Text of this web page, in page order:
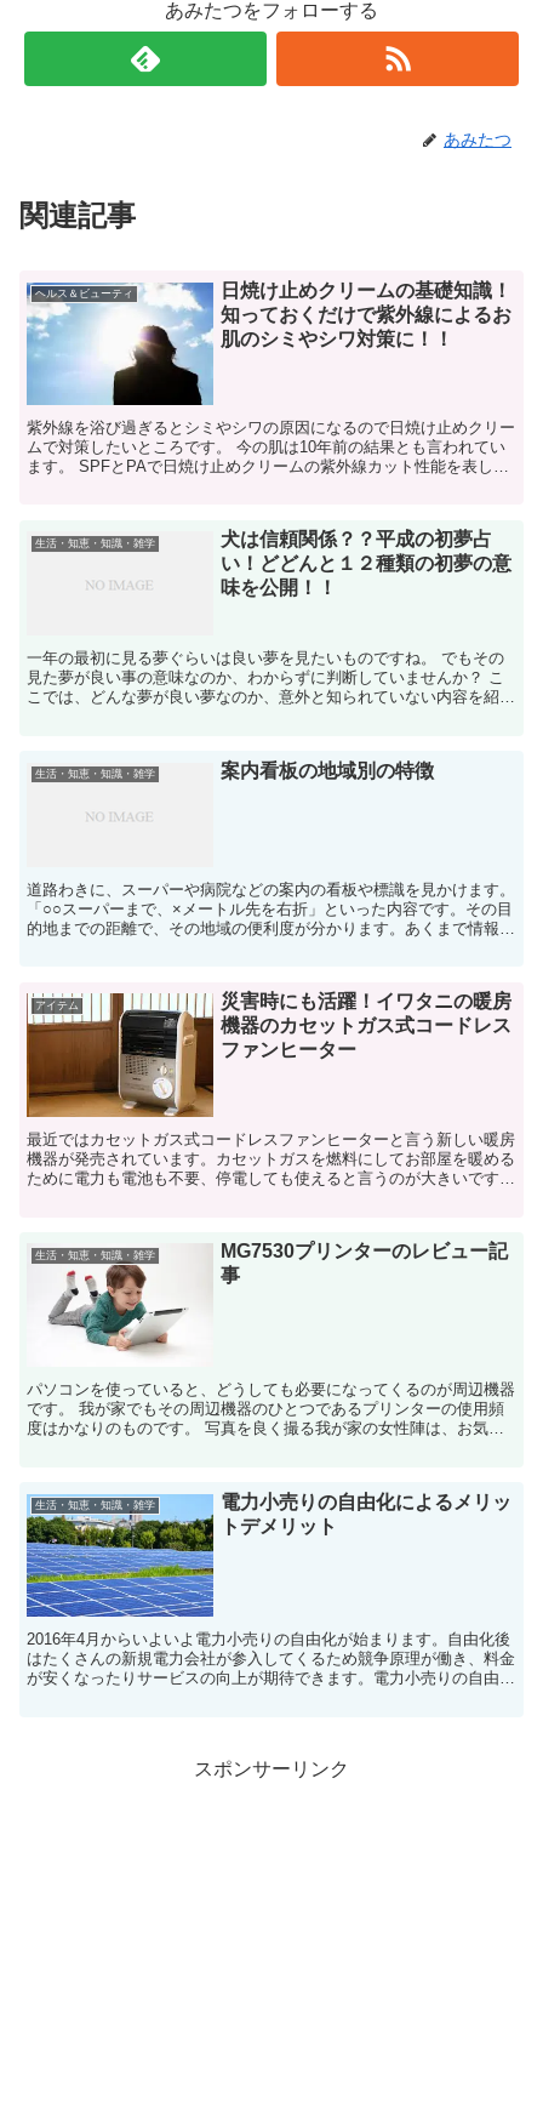
あみたつをフォローする
あみたつ
関連記事
ヘルス＆ビューティ
日焼け止めクリームの基礎知識！
知っておくだけで紫外線によるお
肌のシミやシワ対策に！！
紫外線を浴び過ぎるとシミやシワの原因になるので日焼け止めクリー
ムで対策したいところです。 今の肌は10年前の結果とも言われてい
ます。 SPFとPAで日焼け止めクリームの紫外線カット性能を表して
生活・知恵・知識・雑学
犬は信頼関係？？平成の初夢占
い！どどんと１２種類の初夢の意
味を公開！！
一年の最初に見る夢ぐらいは良い夢を見たいものですね。 でもその
見た夢が良い事の意味なのか、わからずに判断していませんか？ こ
こでは、どんな夢が良い夢なのか、意外と知られていない内容を紹介
生活・知恵・知識・雑学 案内看板の地域別の特徴
道路わきに、スーパーや病院などの案内の看板や標識を見かけます。
「○○スーパーまで、×メートル先を右折」といった内容です。その目
的地までの距離で、その地域の便利度が分かります。あくまで情報を
アイテム
災害時にも活躍！イワタニの暖房
機器のカセットガス式コードレス
ファンヒーター
最近ではカセットガス式コードレスファンヒーターと言う新しい暖房
機器が発売されています。カセットガスを燃料にしてお部屋を暖める
ために電力も電池も不要、停電しても使えると言うのが大きいです。
生活・知恵・知識・雑学
MG7530プリンターのレビュー記
事
パソコンを使っていると、どうしても必要になってくるのが周辺機器
です。 我が家でもその周辺機器のひとつであるプリンターの使用頻
度はかなりのものです。 写真を良く撮る我が家の女性陣は、お気に
生活・知恵・知識・雑学
電力小売りの自由化によるメリッ
トデメリット
2016年4月からいよいよ電力小売りの自由化が始まります。自由化後
はたくさんの新規電力会社が参入してくるため競争原理が働き、料金
が安くなったりサービスの向上が期待できます。電力小売りの自由化
スポンサーリンク